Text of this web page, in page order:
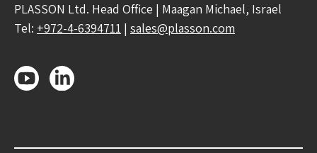
PLASSON Ltd. Head Office | Maagan Michael, Israel
Tel: +972-4-6394711 | sales@plasson.com